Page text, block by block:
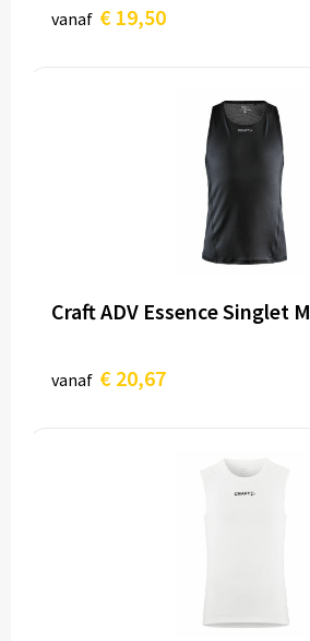
vanaf € 19,50
Craft ADV Essence Singlet M
vanaf € 20,67